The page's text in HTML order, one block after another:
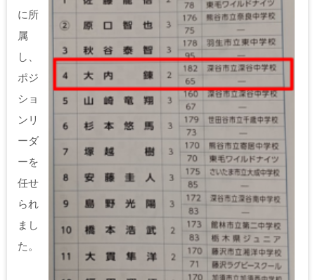
に所
属
し、
ポジ
ショ
ンリ
ーダ
ーを
任せ
られ
まし
た。